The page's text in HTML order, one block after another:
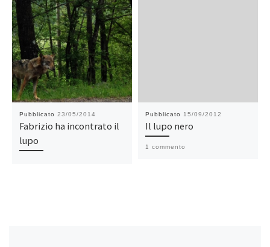
Pubblicato 23/05/2014
Fabrizio ha incontrato il
lupo
Pubblicato 15/09/2012
Il lupo nero
1 commento